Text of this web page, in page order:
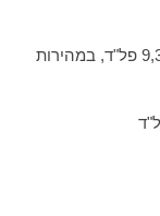
מספר רטיטות לדקה: במהירות איטית: 0 – 9,350 פל"ד, במהירות